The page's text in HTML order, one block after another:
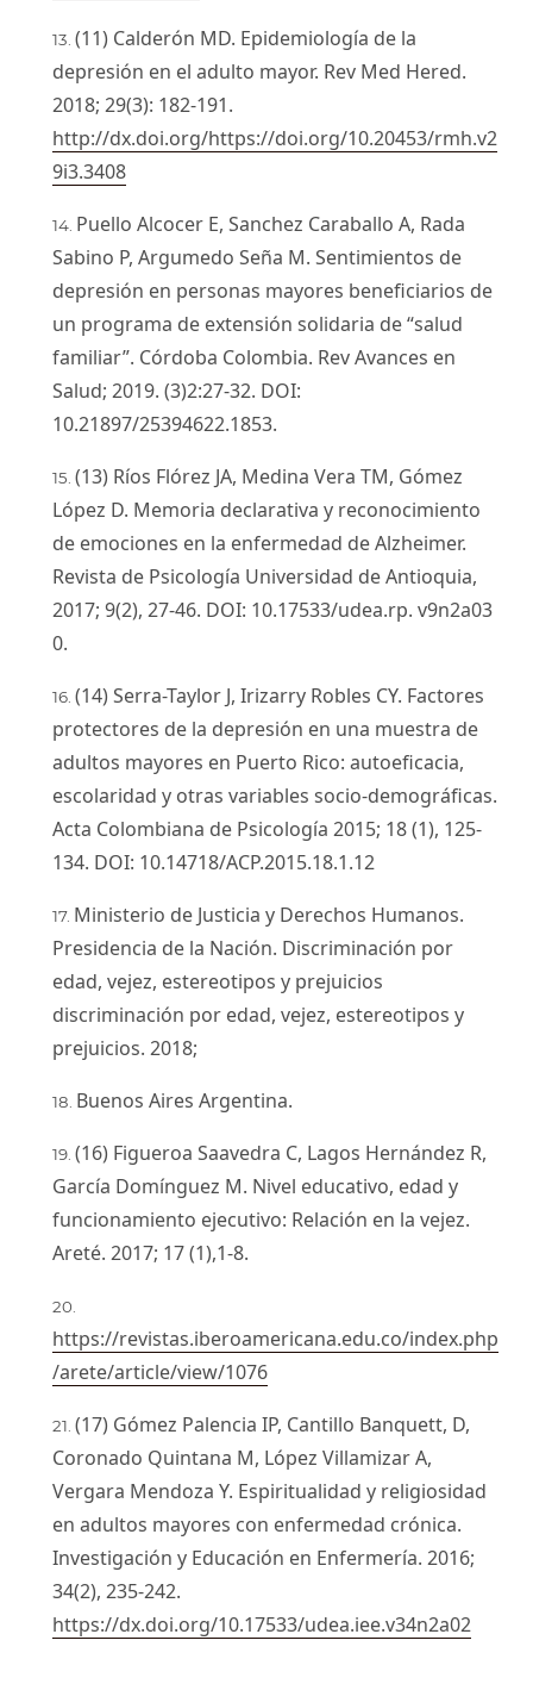
(11) Calderón MD. Epidemiología de la
depresión en el adulto mayor. Rev Med Hered.
2018; 29(3): 182-191.
http://dx.doi.org/https://doi.org/10.20453/rmh.v2
9i3.3408
Puello Alcocer E, Sanchez Caraballo A, Rada
Sabino P, Argumedo Seña M. Sentimientos de
depresión en personas mayores beneficiarios de
un programa de extensión solidaria de “salud
familiar”. Córdoba Colombia. Rev Avances en
Salud; 2019. (3)2:27-32. DOI:
10.21897/25394622.1853.
(13) Ríos Flórez JA, Medina Vera TM, Gómez
López D. Memoria declarativa y reconocimiento
de emociones en la enfermedad de Alzheimer.
Revista de Psicología Universidad de Antioquia,
2017; 9(2), 27-46. DOI: 10.17533/udea.rp. v9n2a03
0.
(14) Serra-Taylor J, Irizarry Robles CY. Factores
protectores de la depresión en una muestra de
adultos mayores en Puerto Rico: autoeficacia,
escolaridad y otras variables socio-demográficas.
Acta Colombiana de Psicología 2015; 18 (1), 125-
134. DOI: 10.14718/ACP.2015.18.1.12
Ministerio de Justicia y Derechos Humanos.
Presidencia de la Nación. Discriminación por
edad, vejez, estereotipos y prejuicios
discriminación por edad, vejez, estereotipos y
prejuicios. 2018;
Buenos Aires Argentina.
(16) Figueroa Saavedra C, Lagos Hernández R,
García Domínguez M. Nivel educativo, edad y
funcionamiento ejecutivo: Relación en la vejez.
Areté. 2017; 17 (1),1-8.
https://revistas.iberoamericana.edu.co/index.php
/arete/article/view/1076
(17) Gómez Palencia IP, Cantillo Banquett, D,
Coronado Quintana M, López Villamizar A,
Vergara Mendoza Y. Espiritualidad y religiosidad
en adultos mayores con enfermedad crónica.
Investigación y Educación en Enfermería. 2016;
34(2), 235-242.
https://dx.doi.org/10.17533/udea.iee.v34n2a02